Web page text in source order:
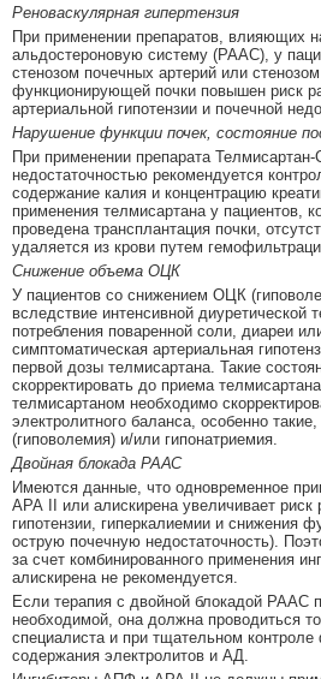
Реноваскулярная гипертензия
При применении препаратов, влияющих
альдостероновую систему (РААС), у
стенозом почечных артерий или
функционирующей почки повышен риск
артериальной гипотензии и почечной
Нарушение функции почек, состояние
При применении препарата
недостаточностью рекомендуется
содержание калия и концентрацию
применения телмисартана у пациентов,
проведена трансплантация почки,
удаляется из крови путем
Снижение объема ОЦК
У пациентов со снижением ОЦК
вследствие интенсивной диуретической
потребления поваренной соли, диареи
симптоматическая артериальная
первой дозы телмисартана. Такие
скорректировать до приема
телмисартаном необходимо
электролитного баланса, особенно
(гиповолемия) и/или гипонатриемия.
Двойная блокада РААС
Имеются данные, что одновременное
АРА II или алискирена увеличивает риск
гипотензии, гиперкалиемии и снижения
острую почечную недостаточность).
за счет комбинированного применения
алискирена не рекомендуется.
Если терапия с двойной блокадой РААС
необходимой, она должна проводиться
специалиста и при тщательном контроле
содержания электролитов и АД.